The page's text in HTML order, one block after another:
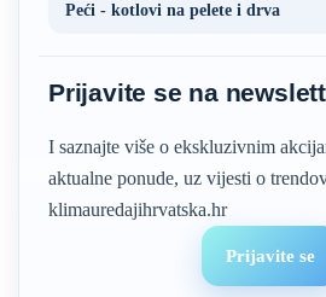
Peći - kotlovi na pelete i drva
Prijavite se na
I saznajte više o ekskluzivnim
aktualne ponude, uz vijesti o
klimauredajihrvatska.hr
Prijavite se